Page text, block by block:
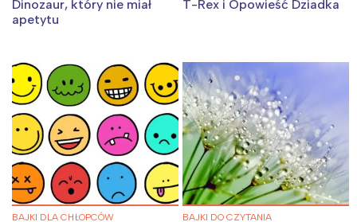
Dinozaur, który nie miał
apetytu
T-Rex i Opowieść Dziadka
BAJKI DLA CHŁOPCÓW BAJKI DO CZYTANIA